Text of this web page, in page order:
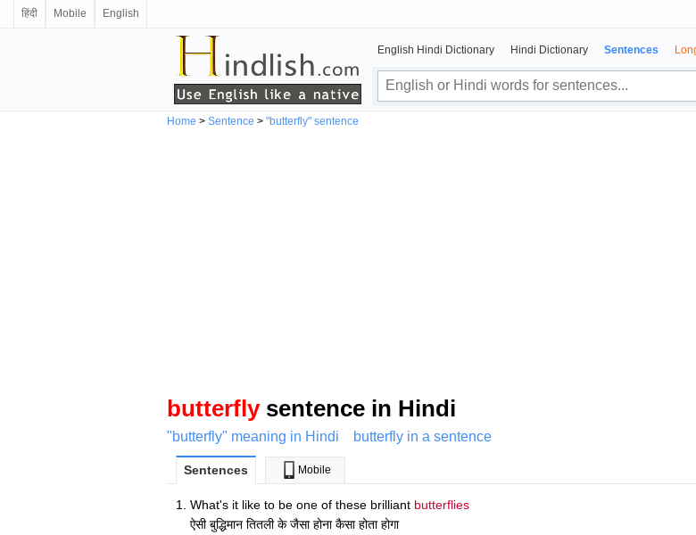
हिंदी Mobile English
English Hindi Dictionary Hindi Dictionary Sentences
Home > Sentence > "butterfly" sentence
butterflysentence in Hindi
"butterfly" meaning in Hindi butterfly in a sentence
Sentences Mobile
What's it like to be one of these brilliant butterflies
ऐसी बुद्धिमान तितली के जैसा होना कैसा होता होगा